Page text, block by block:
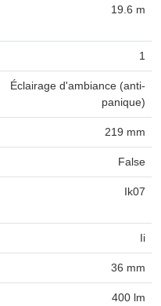
19.6 m
1
Éclairage d'ambiance (anti-
panique)
219 mm
False
Ik07
Ii
36 mm
400 lm